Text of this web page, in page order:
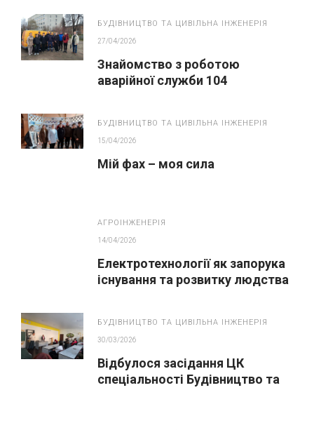
газопостачання”
БУДІВНИЦТВО ТА ЦИВІЛЬНА ІНЖЕНЕРІЯ
27/04/2026
Знайомство з роботою
аварійної служби 104
БУДІВНИЦТВО ТА ЦИВІЛЬНА ІНЖЕНЕРІЯ
15/04/2026
Мій фах – моя сила
АГРОІНЖЕНЕРІЯ
14/04/2026
Електротехнології як запорука
існування та розвитку людства
БУДІВНИЦТВО ТА ЦИВІЛЬНА ІНЖЕНЕРІЯ
30/03/2026
Відбулося засідання ЦК
спеціальності Будівництво та